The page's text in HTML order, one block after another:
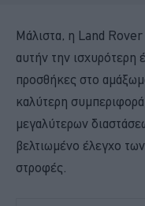
Μάλιστα, η Land Rover
αυτήν την ισχυρότερη
προσθήκες στο
καλύτερη
μεγαλύτερων
βελτιωμένο έλεγχο
στροφές.